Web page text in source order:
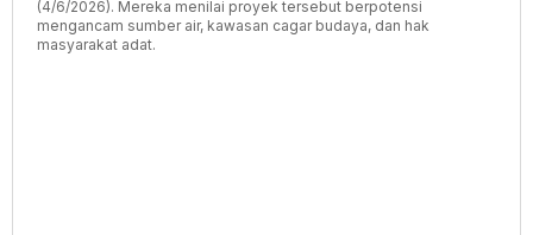
(4/6/2026). Mereka menilai proyek tersebut berpotensi
mengancam sumber air, kawasan cagar budaya, dan hak
masyarakat adat.